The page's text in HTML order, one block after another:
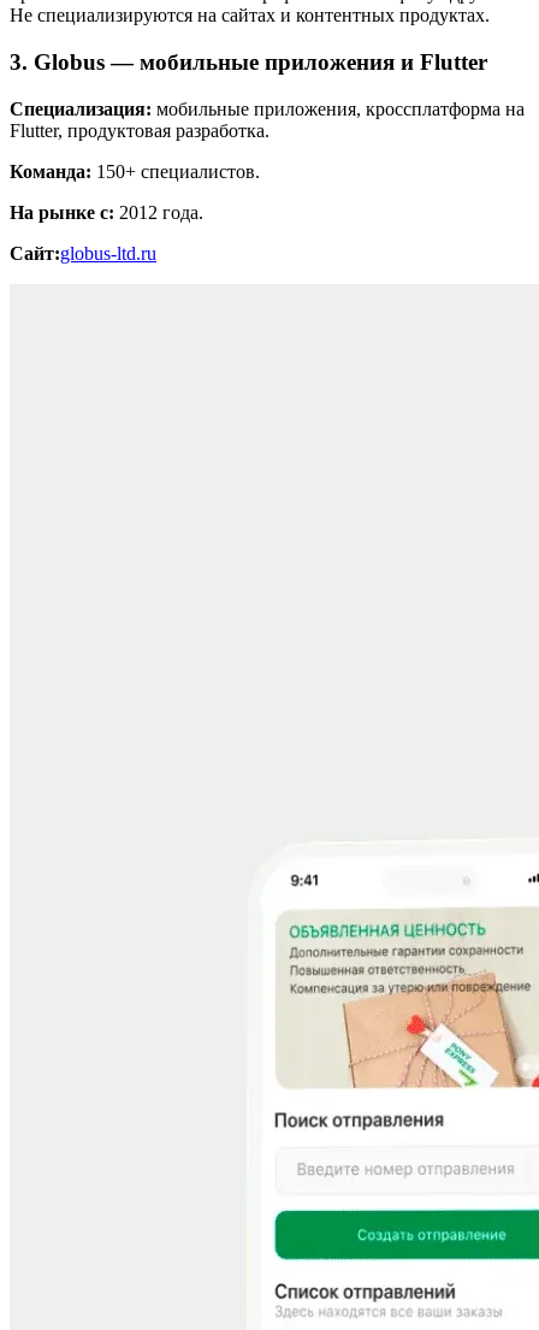
Не специализируются на сайтах и контентных продуктах.
3. Globus — мобильные приложения и Flutter
Специализация: мобильные приложения, кроссплатформа на
Flutter, продуктовая разработка.
Команда: 150+ специалистов.
На рынке с: 2012 года.
Сайт:globus-ltd.ru